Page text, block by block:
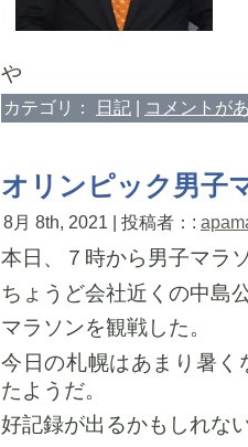
や
カテゴリ： 日記 コメントが
オリンピック男子
8月 8th, 2021 | 投稿者：:
本日、７時から男子マラ
ちょうど会社近くの中島
マラソンを観戦した。
今日の札幌はあまり暑
たようだ。
好記録が出るかもしれな